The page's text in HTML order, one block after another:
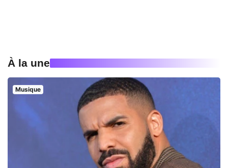
À la une
Musique